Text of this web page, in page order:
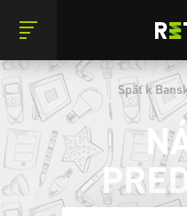
Späť k